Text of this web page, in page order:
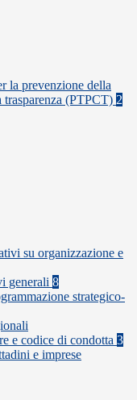
la prevenzione della
trasparenza (PTPCT) 2
su organizzazione e
generali 8
strategico-
e codice di condotta 3
e imprese